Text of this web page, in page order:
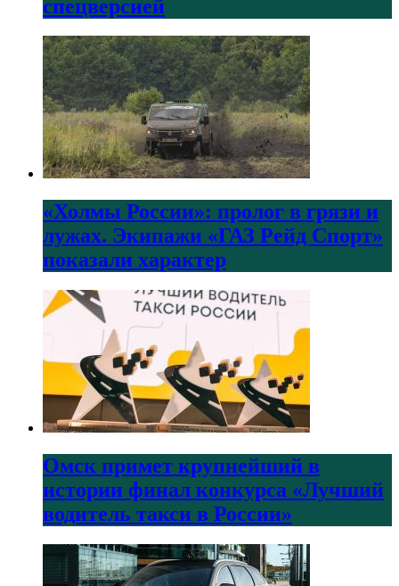
спецверсией
«Холмы России»: пролог в грязи и
лужах. Экипажи «ГАЗ Рейд Спорт»
показали характер
Омск примет крупнейший в
истории финал конкурса «Лучший
водитель такси в России»